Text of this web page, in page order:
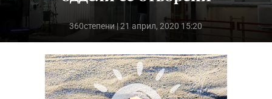
360степени | 21 април, 2020 15:20